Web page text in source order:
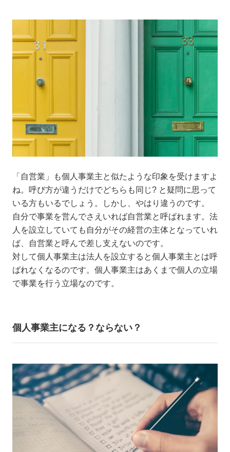
「自営業」も個人事業主と似たような印象を受けますよ
ね。呼び方が違うだけでどちらも同じ? と疑問に思って
いる方もいるでしょう。しかし、やはり違うのです。
自分で事業を営んでさえいれば自営業と呼ばれます。法
人を設立していても自分がその経営の主体となっていれ
ば、自営業と呼んで差し支えないのです。
対して個人事業主は法人を設立すると個人事業主とは呼
ばれなくなるのです。個人事業主はあくまで個人の立場
で事業を行う立場なのです。
個人事業主になる？ならない？